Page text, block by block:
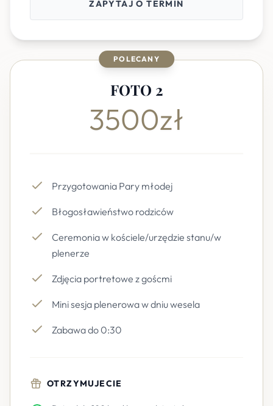
ZAPYTAJ O TERMIN
POLECANY
FOTO 2
3500zł
Przygotowania Pary młodej
Błogosławieństwo rodziców
Ceremonia w kościele/urzędzie stanu/w
plenerze
Zdjęcia portretowe z goścmi
Mini sesja plenerowa w dniu wesela
Zabawa do 0:30
OTRZYMUJECIE